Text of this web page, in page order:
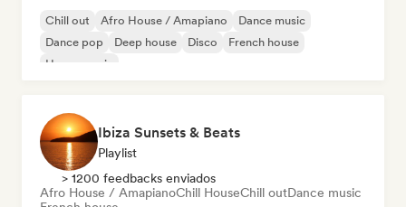
Chill out Afro House / Amapiano
Dance music
Dance pop
Deep house Disco
French house
House music
Ibiza Sunsets & Beats
Playlist
> 1200 feedbacks enviados
Afro House / AmapianoChill HouseChill outDance music